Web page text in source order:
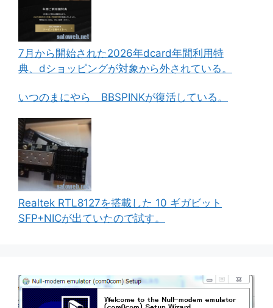
7月から開始された2026年dcard年間利用特
典、dショッピングが対象から外されている。
いつのまにやら BBSPINKが復活している。
Realtek RTL8127を搭載した 10 ギガビット
SFP+NICが出ていたので試す。